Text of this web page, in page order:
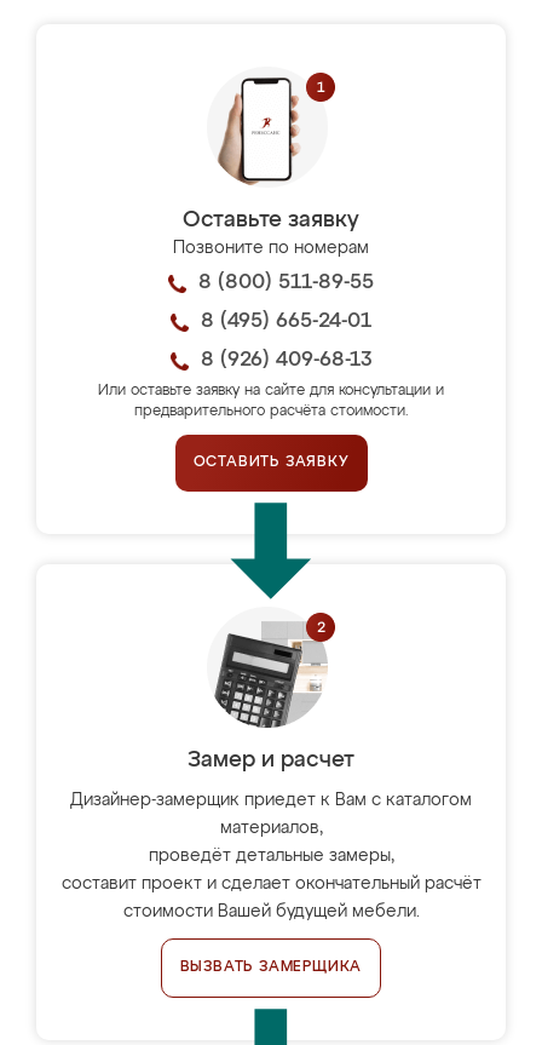
Оставьте заявку
Позвоните по номерам
8 (800) 511-89-55
8 (495) 665-24-01
8 (926) 409-68-13
Или оставьте заявку на сайте для консультации и
предварительного расчёта стоимости.
ОСТАВИТЬ ЗАЯВКУ
Замер и расчет
Дизайнер-замерщик приедет к Вам с каталогом
материалов,
проведёт детальные замеры,
составит проект и сделает окончательный расчёт
стоимости Вашей будущей мебели.
ВЫЗВАТЬ ЗАМЕРЩИКА